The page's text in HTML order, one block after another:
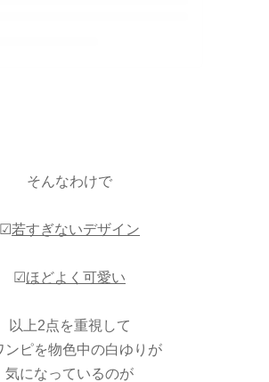
そんなわけで
☑若すぎないデザイン
☑ほどよく可愛い
以上2点を重視して
ンピを物色中の白ゆりが
気になっているのが